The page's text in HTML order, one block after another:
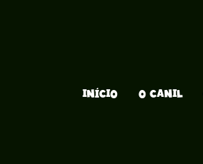
INÍCIO O CANIL